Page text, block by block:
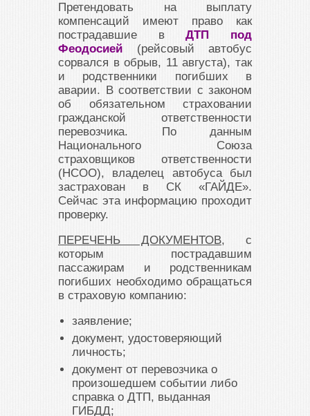
Претендовать на выплату
компенсаций имеют право как
пострадавшие вДТП под
Феодосией (рейсовый автобус
сорвался в обрыв, 11 августа), так
и родственники погибших в
аварии. В соответствии с законом
об обязательном страховании
гражданской ответственности
перевозчика. По данным
Национального Союза
страховщиков ответственности
(НСОО), владелец автобуса был
застрахован в СК «ГАЙДЕ».
Сейчас эта информацию проходит
проверку.
ПЕРЕЧЕНЬ ДОКУМЕНТОВ, с
которым пострадавшим
пассажирам и родственникам
погибших необходимо обращаться
в страховую компанию:
заявление;
документ, удостоверяющий
личность;
документ от перевозчика о
произошедшем событии либо
справка о ДТП, выданная
ГИБДД;